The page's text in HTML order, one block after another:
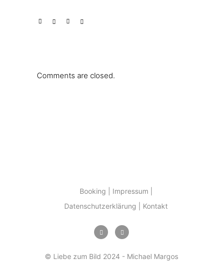
Comments are closed.
Booking
Impressum
Datenschutzerklärung
Kontakt
© Liebe zum Bild 2024 - Michael Margos